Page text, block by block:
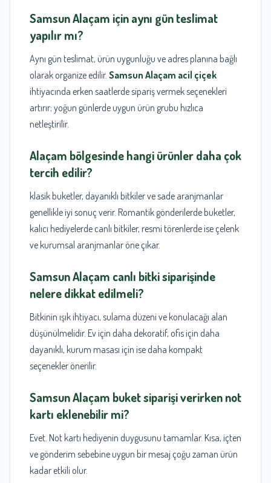
Samsun Alaçam için aynı gün teslimat
yapılır mı?
Aynı gün teslimat, ürün uygunluğu ve adres planına bağlı
olarak organize edilir. Samsun Alaçam acil çiçek
ihtiyacında erken saatlerde sipariş vermek seçenekleri
artırır; yoğun günlerde uygun ürün grubu hızlıca
netleştirilir.
Alaçam bölgesinde hangi ürünler daha çok
tercih edilir?
klasik buketler, dayanıklı bitkiler ve sade aranjmanlar
genellikle iyi sonuç verir. Romantik gönderilerde buketler,
kalıcı hediyelerde canlı bitkiler, resmi törenlerde ise çelenk
ve kurumsal aranjmanlar öne çıkar.
Samsun Alaçam canlı bitkisiparişinde
nelere dikkat edilmeli?
Bitkinin ışık ihtiyacı, sulama düzeni ve konulacağı alan
düşünülmelidir. Ev için daha dekoratif, ofis için daha
dayanıklı, kurum masası için ise daha kompakt
seçenekler önerilir.
Samsun Alaçam buket siparişiverirken not
kartı eklenebilir mi?
Evet. Not kartı hediyenin duygusunu tamamlar. Kısa, içten
ve gönderim sebebine uygun bir mesaj çoğu zaman ürün
kadar etkili olur.